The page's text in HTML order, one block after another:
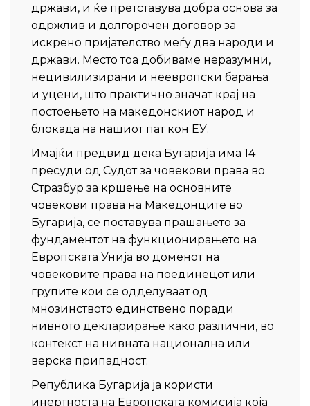
држави, и ќе претставува добра основа за
одржлив и долгорочен договор за
искрено пријателство меѓу два народи и
држави. Место тоа добиваме неразумни,
нецивилизирани и неевропски барања
и уцени, што практично значат крај на
постоењето на македонскиот народ и
блокада на нашиот пат кон ЕУ.
Имајќи предвид дека Бугарија има 14
пресуди од Судот за човекови права во
Стразбур за кршење на основните
човекови права на Македонците во
Бугарија, се поставува прашањето за
фундаментот на функционирањето на
Европската Унија во доменот на
човековите права на поединецот или
групите кои се одделуваат од
мнозинството единствено поради
нивното декларирање како различни, во
контекст на нивната национална или
верска припадност.
Република Бугарија ја користи
инертноста на Европската комисија која